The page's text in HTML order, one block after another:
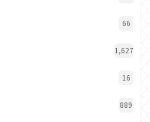
66
1,627
16
889